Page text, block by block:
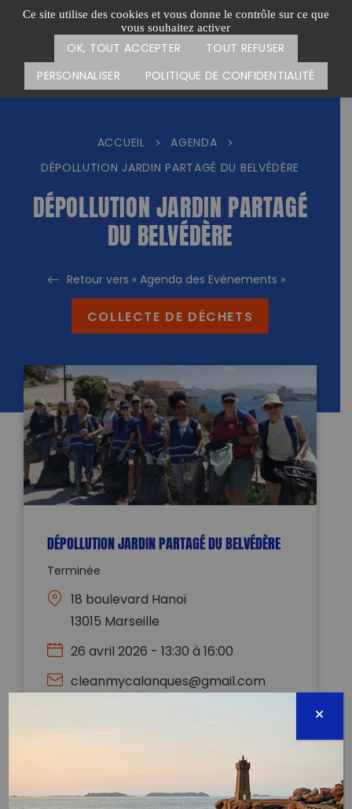
Ce site utilise des cookies et vous donne le contrôle sur ce que
vous souhaitez activer
OK, TOUT ACCEPTER
TOUT REFUSER
PERSONNALISER
POLITIQUE DE CONFIDENTIALITÉ
Passer
Menu
CARTE DES ACTIONS FAIRE UN DON
ACCUEIL > AGENDA
>
DÉPOLLUTION JARDIN PARTAGÉ DU BELVÉDÈRE
DÉPOLLUTION JARDIN PARTAGÉ
DU BELVÉDÈRE
Retour vers « Agenda des Evénements »
COLLECTE DE DÉCHETS
DÉPOLLUTION JARDIN PARTAGÉ DU BELVÉDÈRE
Terminée
18 boulevard Hanoï
13015 Marseille
26 avril 2026 - 13:30 à 16:00
cleanmycalanques@gmail.com
Clean my Calanques